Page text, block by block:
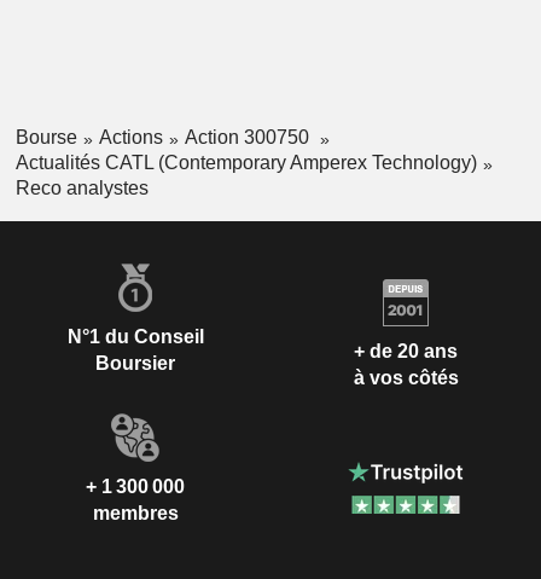
Bourse Actions
Action 300750
Actualités CATL (Contemporary Amperex Technology)
Reco analystes
N°1 du Conseil
Boursier
+ de 20 ans
à vos côtés
+ 1 300 000
membres